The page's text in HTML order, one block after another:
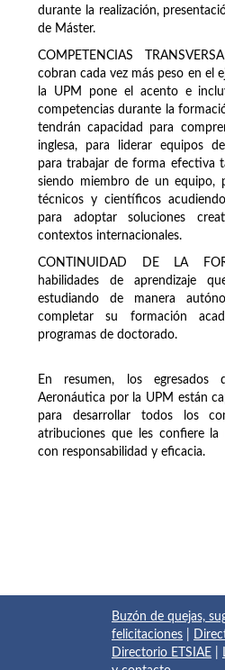
durante la realización,
de Máster.
COMPETENCIAS
cobran cada vez más peso en el
la UPM pone el acento e
competencias durante la
tendrán capacidad para
inglesa, para liderar equipos
para trabajar de forma efectiva
siendo miembro de un equipo,
técnicos y científicos
para adoptar soluciones
contextos internacionales.
CONTINUIDAD DE LA
habilidades de aprendizaje
estudiando de manera
completar su formación
programas de doctorado.
En resumen, los egresados
Aeronáutica por la UPM están
para desarrollar todos los
atribuciones que les confiere la
con responsabilidad y eficacia.
Buzón de quejas,
felicitaciones
Directorio ETSIAE